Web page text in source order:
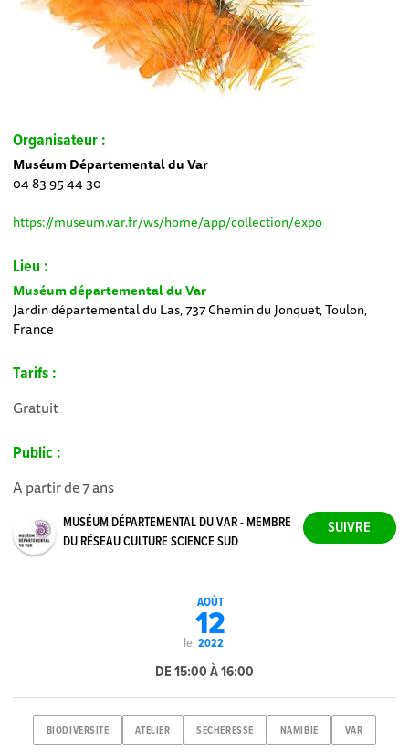
Organisateur :
Muséum Départemental du Var
04 83 95 44 30
https://museum.var.fr/ws/home/app/collection/expo
Lieu :
Muséum départemental du Var
Jardin départemental du Las, 737 Chemin du Jonquet, Toulon,
France
Tarifs :
Gratuit
Public :
A partir de 7 ans
MUSÉUM DÉPARTEMENTAL DU VAR - MEMBRE
DU RÉSEAU CULTURE SCIENCE SUD
le
AOÛT
12
2022
DE 15:00 À 16:00
BIODIVERSITE ATELIER SECHERESSE NAMIBIE VAR